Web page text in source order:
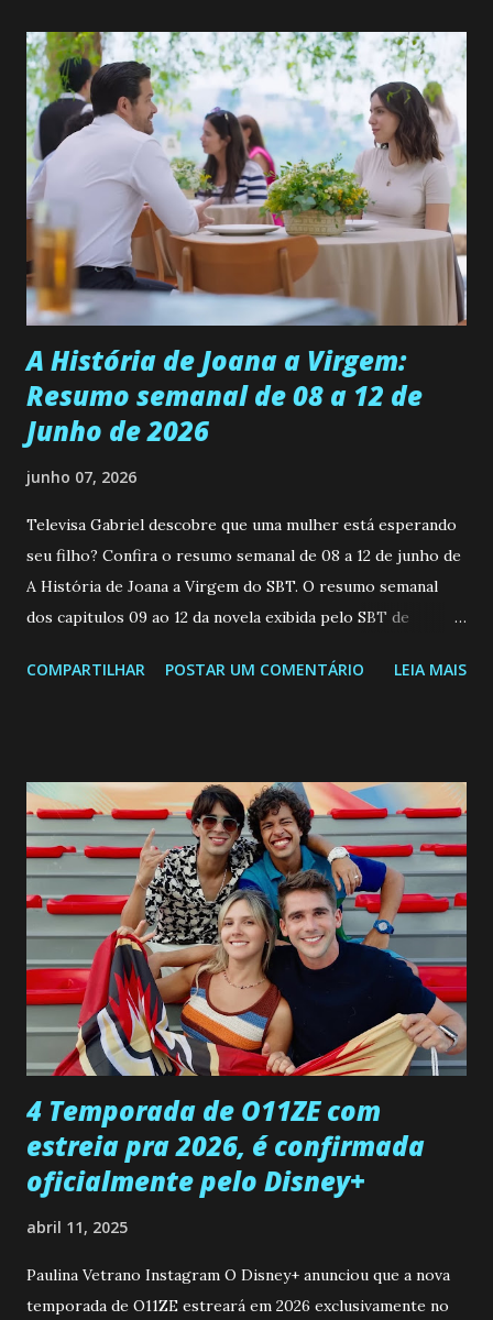
permanecer virgem até encontrar o homem que realmente
ama, o que não é fácil, já que dedica todas as suas energias a
se aprimorar, trabalhando, estudando e se orgulhando de
ser a primeira mulher da família a ingressar na
universidade. Ela tem uma personalidade muito alegre, é
muito madura para a idade, determinada, criativa e
empática. Detesta injustiças e é uma ótima amiga. Pode ser
teimosa e muito persistente quando decide fazer algo.
Durante um exame ginecológico, ela é inseminada por eng...
A História de Joana a Virgem:
Resumo semanal de 08 a 12 de
Junho de 2026
junho 07, 2026
Televisa Gabriel descobre que uma mulher está esperando
seu filho? Confira o resumo semanal de 08 a 12 de junho de
A História de Joana a Virgem do SBT. O resumo semanal
dos capitulos 09 ao 12 da novela exibida pelo SBT de
a Programação Semanal do SBT de 08/06/26 a 14/06/26
confessa a Gabriel que ele demonstrou ser o tipo de
pessoa que ela tanto desejou durante toda a vida. Camila
entra no quarto de Gabriel e imagina como seria o
encontro deles, quando conseguir seduzi-lo. Manuel avisa a
Paula sobre a suposta infidelidade de Gabriel com Joana.
Rogerio consegue se livrar de todas as suspeitas pelo
desaparecimento de Francisco, apontando que ele poderia
ter sido vítima da fúria de Gabriel. Artur informa a Gabriel
que a clínica inseminou por engano outra paciente, que está
...
COMPARTILHAR POSTAR UM COMENTÁRIO LEIA MAIS
4 Temporada de O11ZE com
estreia pra 2026, é confirmada
oficialmente pelo Disney+
abril 11, 2025
Paulina Vetrano Instagram O Disney+ anunciou que a nova
temporada de O11ZE estreará em 2026 exclusivamente no